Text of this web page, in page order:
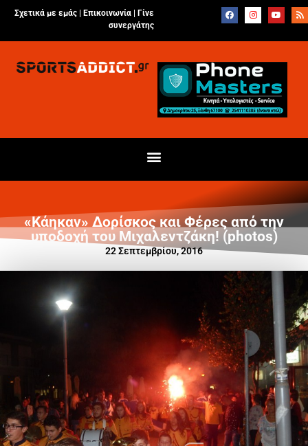
Σχετικά με εμάς | Επικοινωνία
Γίνε
συνεργάτης
«Κάηκαν» Δορίσκος και Φέρες από την
υποδοχή του Μιχαλεντζάκη! (photos)
22 Σεπτεμβρίου, 2016